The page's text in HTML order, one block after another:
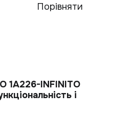
Порівняти
1A226-INFINITO
і